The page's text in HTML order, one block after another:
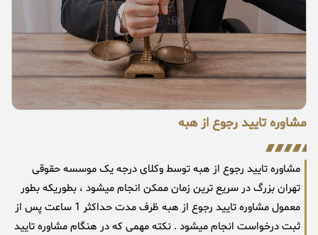
مشاوره تایید رجوع از هبه
مشاوره تایید رجوع از هبه توسط وکلای درجه یک موسسه حقوقی
تهران بزرگ در سریع ترین زمان ممکن انجام میشود ، بطوریکه بطور
معمول مشاوره تایید رجوع از هبه ظرف مدت حداکثر 1 ساعت پس از
ثبت درخواست انجام میشود . نکته مهمی که در هنگام مشاوره تایید